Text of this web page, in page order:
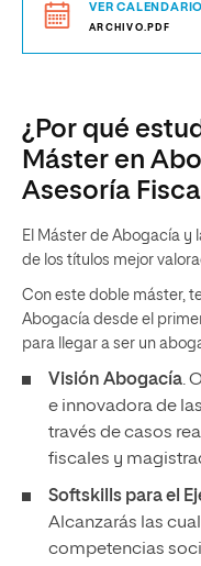
VER
ARCHIVO.PDF
¿Por qué
Máster en
Asesoría
El Máster de Abogacía y
de los títulos mejor
Con este doble máster,
Abogacía desde el
para llegar a ser un
Visión Abogacía.
e innovadora de
través de casos
fiscales y
Softskills para el
Alcanzarás las
competencias